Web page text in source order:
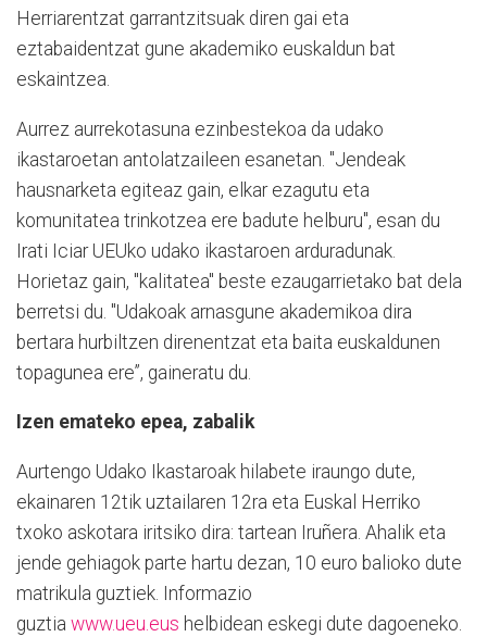
Herriarentzat garrantzitsuak diren gai eta
eztabaidentzat gune akademiko euskaldun bat
eskaintzea.
Aurrez aurrekotasuna ezinbestekoa da udako
ikastaroetan antolatzaileen esanetan. "Jendeak
hausnarketa egiteaz gain, elkar ezagutu eta
komunitatea trinkotzea ere badute helburu", esan du
Irati Iciar UEUko udako ikastaroen arduradunak.
Horietaz gain, "kalitatea" beste ezaugarrietako bat dela
berretsi du. "Udakoak arnasgune akademikoa dira
bertara hurbiltzen direnentzat eta baita euskaldunen
topagunea ere”, gaineratu du.
Izen emateko epea, zabalik
Aurtengo Udako Ikastaroak hilabete iraungo dute,
ekainaren 12tik uztailaren 12ra eta Euskal Herriko
txoko askotara iritsiko dira: tartean Iruñera. Ahalik eta
jende gehiagok parte hartu dezan, 10 euro balioko dute
matrikula guztiek. Informazio
guztia www.ueu.eus helbidean eskegi dute dagoeneko.